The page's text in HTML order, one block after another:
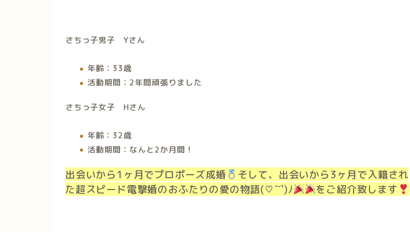
さちっ子男子 Yさん
年齢：33歳
活動期間：2年間頑張りました
さちっ子女子 Hさん
年齢：32歳
活動期間：なんと2か月間！
出会いから1ヶ月でプロポーズ成婚
そして、出会いから3ヶ月で入籍され
た超スピード電撃婚のおふたりの愛の物語(♡´˘`)ﾉ
をご紹介致します